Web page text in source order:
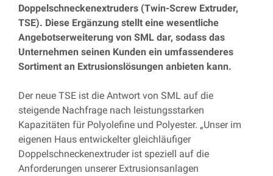
Doppelschneckenextruders (Twin-Screw Extruder,
TSE). Diese Ergänzung stellt eine wesentliche
Angebotserweiterung von SML dar, sodass das
Unternehmen seinen Kunden ein umfassenderes
Sortiment an Extrusionslösungen anbieten kann.
Der neue TSE ist die Antwort von SML auf die
steigende Nachfrage nach leistungsstarken
Kapazitäten für Polyolefine und Polyester. „Unser im
eigenen Haus entwickelter gleichläufiger
Doppelschneckenextruder ist speziell auf die
Anforderungen unserer Extrusionsanlagen